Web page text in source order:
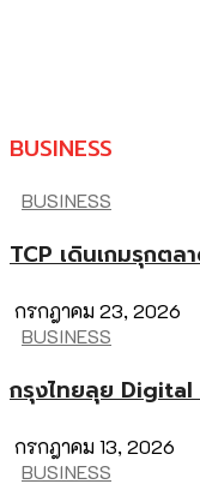
BUSINESS
BUSINESS
TCP เดินเกมรุกต
กรกฎาคม 23, 2026
BUSINESS
กรุงไทยลุย Digital
กรกฎาคม 13, 2026
BUSINESS